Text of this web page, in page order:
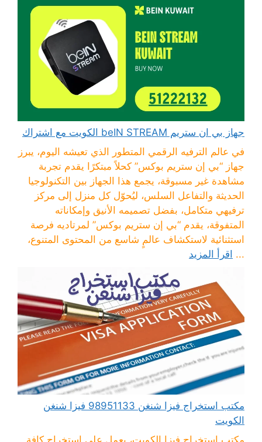
جهاز بي ان ستريم beIN STREAM الكويت مع اشتراك
في عالم الترفيه الرقمي المتطور الذي تعيشه اليوم، يبرز
جهاز “بي إن ستريم بوكس” كحلاً مبتكرًا يقدم تجربة
مشاهدة غير مسبوقة، يجمع هذا الجهاز بين التكنولوجيا
الحديثة والتفاعل السلس، ليُحوّل كل منزل إلى مركز
ترفيهي متكامل، بفضل تصميمه الأنيق وإمكاناته
المتفوقة، يقدم “بي إن ستريم بوكس” لمرتاديه فرصة
استثنائية لاستكشاف عالمٍ شاسع من المحتوى المتنوع،
... اقرأ المزيد
مكتب استخراج فيزا شنغن 98951133 فيزا شنغن
الكويت